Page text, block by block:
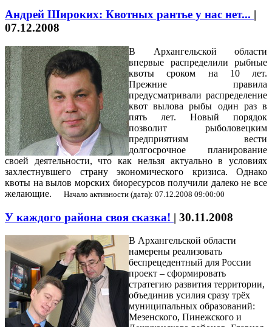
Андрей Широких: Квотных рантье у нас нет... |
07.12.2008
В Архангельской области
впервые распределили рыбные
квоты сроком на 10 лет.
Прежние правила
предусматривали распределение
квот вылова рыбы один раз в
пять лет. Новый порядок
позволит рыболовецким
предприятиям вести
долгосрочное планирование
своей деятельности, что как нельзя актуально в условиях
захлестнувшего страну экономического кризиса. Однако
квоты на вылов морских биоресурсов получили далеко не все
желающие. Начало активности (дата): 07.12.2008 09:00:00
У каждого района своя сказка! | 30.11.2008
В Архангельской области
намерены реализовать
беспрецедентный для России
проект – сформировать
стратегию развития территории,
объединив усилия сразу трёх
муниципальных образований:
Мезенского, Пинежского и